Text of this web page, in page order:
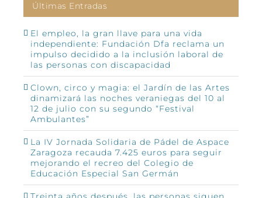
Últimas Entradas
El empleo, la gran llave para una vida
independiente: Fundación Dfa reclama un
impulso decidido a la inclusión laboral de
las personas con discapacidad
Clown, circo y magia: el Jardín de las Artes
dinamizará las noches veraniegas del 10 al
12 de julio con su segundo “Festival
Ambulantes”
La IV Jornada Solidaria de Pádel de Aspace
Zaragoza recauda 7.425 euros para seguir
mejorando el recreo del Colegio de
Educación Especial San Germán